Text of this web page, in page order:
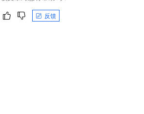
反馈